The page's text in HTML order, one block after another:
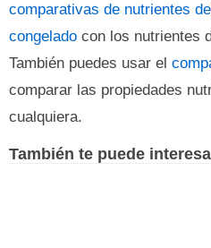
comparativas de nutrientes
congelado con los nutrientes
También puedes usar el
comparar las propiedades
cualquiera.
También te puede